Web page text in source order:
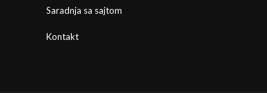
Saradnja sa sajtom
Kontakt